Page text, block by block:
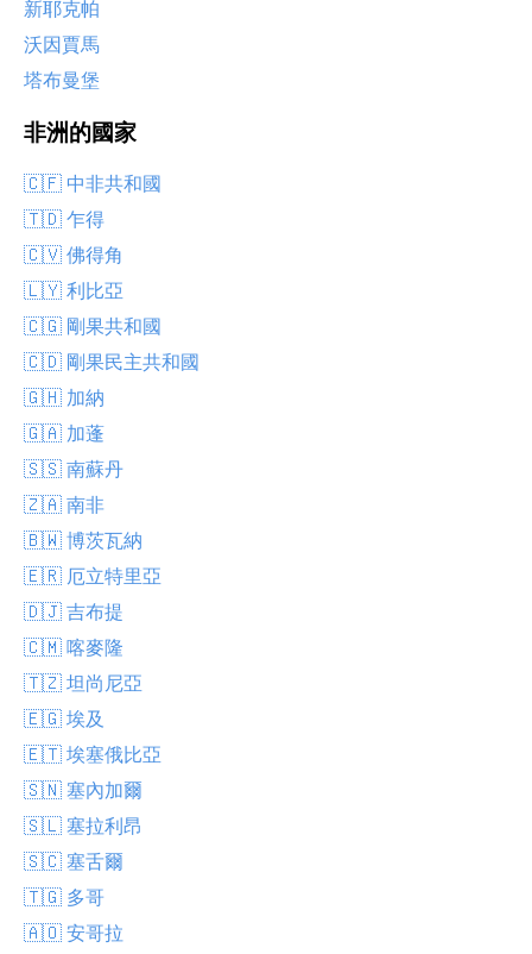
新耶克帕
沃因賈馬
塔布曼堡
非洲的國家
🇨🇫 中非共和國
🇹🇩 乍得
🇨🇻 佛得角
🇱🇾 利比亞
🇨🇬 剛果共和國
🇨🇩 剛果民主共和國
🇬🇭 加納
🇬🇦 加蓬
🇸🇸 南蘇丹
🇿🇦 南非
🇧🇼 博茨瓦納
🇪🇷 厄立特里亞
🇩🇯 吉布提
🇨🇲 喀麥隆
🇹🇿 坦尚尼亞
🇪🇬 埃及
🇪🇹 埃塞俄比亞
🇸🇳 塞內加爾
🇸🇱 塞拉利昂
🇸🇨 塞舌爾
🇹🇬 多哥
🇦🇴 安哥拉